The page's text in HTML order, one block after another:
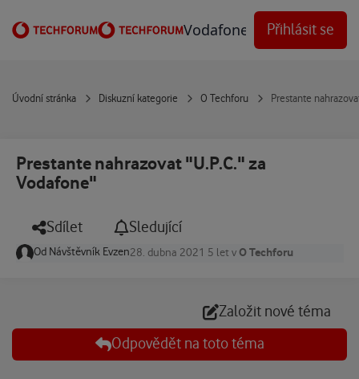
Vodafone Techforum
Přihlásit se
Úvodní stránka Diskuzní kategorie O Techforu Prestante
Prestante nahrazovat "U.P.C." za
Vodafone"
Sdílet Sledující
Od Návštěvník Evzen28. dubna 2021 5 let v O Techforu
Založit nové téma
Odpovědět na toto téma